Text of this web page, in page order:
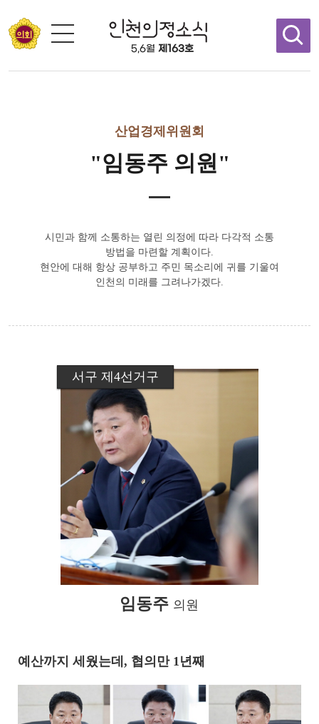
5,6월 제163호
산업경제위원회
"임동주 의원"
시민과 함께 소통하는 열린 의정에 따라 다각적 소통
방법을 마련할 계획이다.
현안에 대해 항상 공부하고 주민 목소리에 귀를 기울여
인천의 미래를 그려나가겠다.
임동주 의원
서구 제4선거구
예산까지 세웠는데, 협의만 1년째